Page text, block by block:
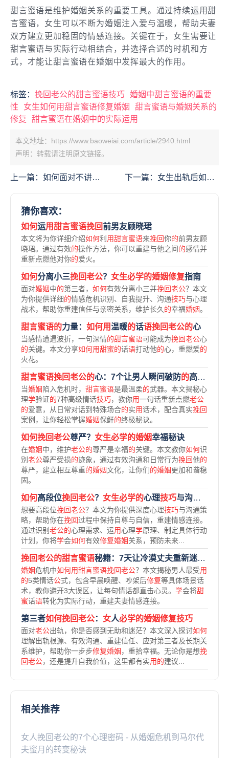
甜言蜜语是维护婚姻关系的重要工具。通过持续运用甜
言蜜语，女生可以不断为婚姻注入爱与温暖，帮助夫妻
双方建立更加稳固的情感连接。关键在于，女生需要让
甜言蜜语与实际行动相结合，并选择合适的时机和方
式，才能让甜言蜜语在婚姻中发挥最大的作用。
标签： 挽回老公的甜言蜜语技巧
婚姻中甜言蜜语的重要
性
女生如何用甜言蜜语修复婚姻
甜言蜜语与婚姻关系的
修复
甜言蜜语在婚姻中的实际运用
本文地址：https://www.baoweiai.com/article/2940.html
声明：转载请注明原文链接。
上一篇： 如何面对不讲理
下一篇： 女生出轨后如何
猜你喜欢：
如何运用甜言蜜语挽回前男友顾晓珺
本文将为你详细介绍如何利 用甜言蜜语来挽回你的前男友顾
晓珺。通过有效的操作方法，你可以重建与他之间的感情并
重新点燃他对你的爱火。
如何分离小三挽回老公？ 女生必学的婚姻修复指南
面对婚姻中的第三者， 如何有效分离小三并挽回老公？本文
为你提供详细的情感危机识别、自我提升、沟通技巧与心理
战术，帮助你重建信任与亲密关系，维护长久 的幸福婚姻。
甜言蜜语的力量： 如何用温暖的话语挽回老公的心
当感情遭遇波折，一句深情的甜言蜜语可能成为挽回老公心
的关键。本文分享如何用甜蜜的话语打动他的心，重燃爱的
火花。
甜言蜜语挽回老公的心：7个让男人瞬间破防的高级情话
当婚姻 陷入危机时， 甜言蜜语是最温柔的武器。本文揭秘心
理学验证的7种高级情话技巧，教你用一句话重新点燃老公
的爱意，从日常对话到特殊场合的实用话术，配合真实挽回
案例，让你轻松掌握婚姻保鲜的终极秘诀。
如何挽回老公尊严？ 女生必学的婚姻幸福秘诀
在婚姻中，维护老公的尊严是幸福的关键。本文教你如何识
别 老公尊严受损的迹象，通过有效沟通和日常行为挽回他的
尊严，建立相互尊重的婚姻文化，让你们的婚姻更加和谐稳
固。
如何高段位挽回老公？ 女生必学的心理技巧与沟通策略
想要高段位挽回老公？本文为你提供深度心理技巧与沟通策
略，帮助你在挽回过程中保持自尊与自信，重建情感连接。
通过识别 老公的心理需求、运用心理学原理、制定具体行动
计划，你将学会如何有效修复婚姻关系，预防未来...
挽回老公的甜言蜜语秘籍：7天让冷漠丈夫重新迷恋你
婚姻危机中如何用甜言蜜语挽回老公？本文揭秘男人最受用
的5类情话公式，包含早晨唤醒、吵架后修复等具体场景话
术，教你避开3大误区，让每句情话都直击心灵。 学会将甜
蜜话语转化为实际行动，重建夫妻情感连接。
第三者如何挽回老公： 女人必学的婚姻修复技巧
面对老公出轨，你是否感到无助和迷茫？本文深入探讨如何
理解出轨根源、有效沟通、重建信任、应对第三者及长期关
系维护，帮助你一步步修复婚姻 ，重拾幸福。无论你是想挽
回老公，还是提升自我价值，这里都有实用的建议...
相关推荐
女人挽回老公的7个心理密码 - 从婚姻危机到马尔代
夫蜜月的转变秘诀